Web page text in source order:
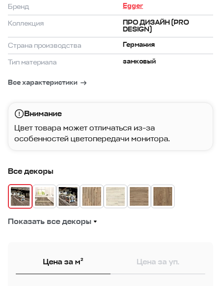
Бренд Egger
Коллекция
ПРО ДИЗАЙН (PRO
DESIGN)
Страна производства
Германия
Тип материала замковый
Все характеристики
Внимание
Цвет товара может отличаться из-за
особенностей цветопередачи монитора.
Все декоры
Показать все декоры
Цена за м² Цена за уп.